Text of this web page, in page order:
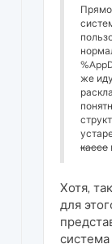
же
кассе
Хотя,
для
система